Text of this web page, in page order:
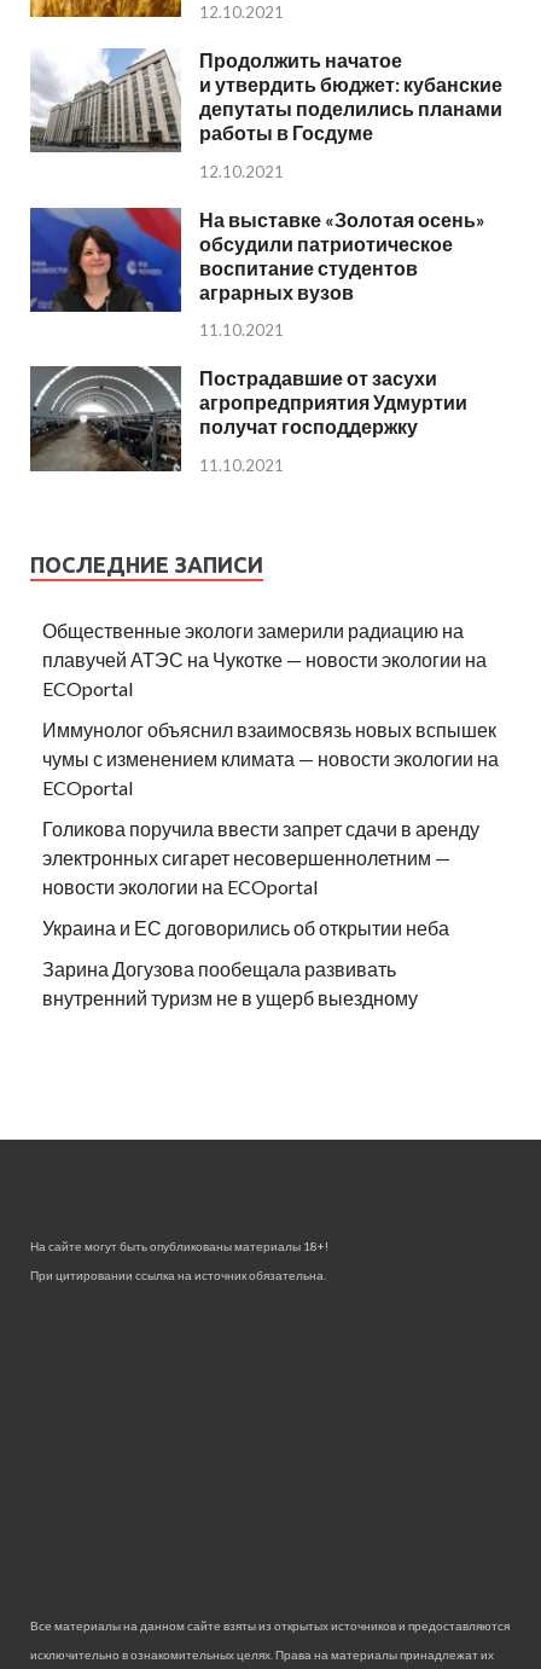
12.10.2021
Продолжить начатое
и утвердить бюджет: кубанские
депутаты поделились планами
работы в Госдуме
12.10.2021
На выставке «Золотая осень»
обсудили патриотическое
воспитание студентов
аграрных вузов
11.10.2021
Пострадавшие от засухи
агропредприятия Удмуртии
получат господдержку
11.10.2021
ПОСЛЕДНИЕ ЗАПИСИ
Общественные экологи замерили радиацию на
плавучей АТЭС на Чукотке — новости экологии на
ECOportal
Иммунолог объяснил взаимосвязь новых вспышек
чумы с изменением климата — новости экологии на
ECOportal
Голикова поручила ввести запрет сдачи в аренду
электронных сигарет несовершеннолетним —
новости экологии на ECOportal
Украина и ЕС договорились об открытии неба
Зарина Догузова пообещала развивать
внутренний туризм не в ущерб выездному
На сайте могут быть опубликованы материалы 18+!
При цитировании ссылка на источник обязательна.
Все материалы на данном сайте взяты из открытых источников и предоставляются
исключительно в ознакомительных целях. Права на материалы принадлежат их